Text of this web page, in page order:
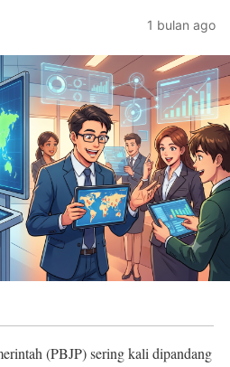
1 bulan ago
(PBJP) sering kali dipandang